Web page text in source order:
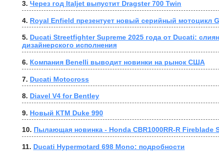
3. Через год Italjet выпустит Dragster 700 Twin
4. Royal Enfield презентует новый серийный мотоцикл
5. Ducati Streetfighter Supreme 2025 года от Ducati:
дизайнерского исполнения
6. Компания Benelli выводит новинки на рынок США
7. Ducati Motocross
8. Diavel V4 for Bentley
9. Новый КТМ Duke 990
10. Пылающая новинка - Honda CBR1000RR-R Fireblade
11. Ducati Hypermotard 698 Mono: подробности